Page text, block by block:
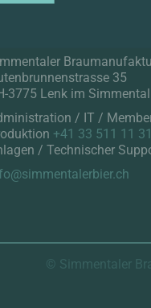
35
3775 Lenk im Simmental
/ IT /
+41 33 511 11 31
/ Technischer
© Simmentaler